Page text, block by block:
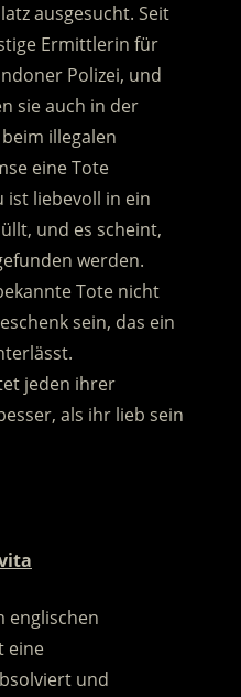
ausgesucht. Seit
Ermittlerin für
Polizei, und
sie auch in der
illegalen
eine Tote
ist liebevoll in ein
und es scheint,
werden.
Tote nicht
sein, das ein
jeden ihrer
als ihr lieb sein
englischen
eine
und